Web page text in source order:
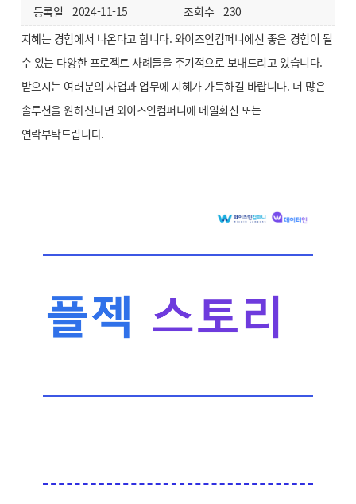
등록일 2024-11-15 조회수
230
지혜는 경험에서 나온다고 합니다. 와이즈인컴퍼니에선 좋은 경험이 될
수 있는 다양한 프로젝트 사례들을 주기적으로 보내드리고 있습니다.
받으시는 여러분의 사업과 업무에 지혜가 가득하길 바랍니다. 더 많은
솔루션을 원하신다면 와이즈인컴퍼니에 메일회신 또는
연락부탁드립니다.